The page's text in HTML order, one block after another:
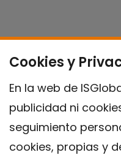
Cookies y
En la web de
publicidad ni
seguimiento
cookies, propias y